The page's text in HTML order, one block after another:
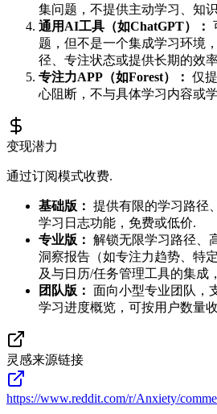
集问题，不提供主动学习、知
通用AI工具（如ChatGPT）：
题，但不是一个集成学习环境
径、专注状态或提供长期的效
专注力APP（如Forest）： 仅
心阻断，不与具体学习内容或
变现潜力
通过订阅模式收费.
基础版： 提供有限的学习路径
学习日志功能，免费或低价.
专业版： 解锁无限学习路径、
洞察报告（如专注力趋势、特
及与日历/任务管理工具的集成
团队版： 面向小型专业团队，
学习进度概览，可按用户数量
灵感来源链接
https://www.reddit.com/r/Anxiety/